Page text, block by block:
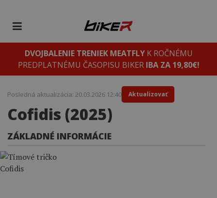
DVOJBALENIE TRENIEK MEATFLYK ROČNÉMU
PREDPLATNÉMU ČASOPISU BIKER IBA ZA 19,80€!
Cofidis (2025)
Posledná aktualizácia: 20.03.2026 12:40 Aktualizovať
ZÁKLADNÉ INFORMÁCIE